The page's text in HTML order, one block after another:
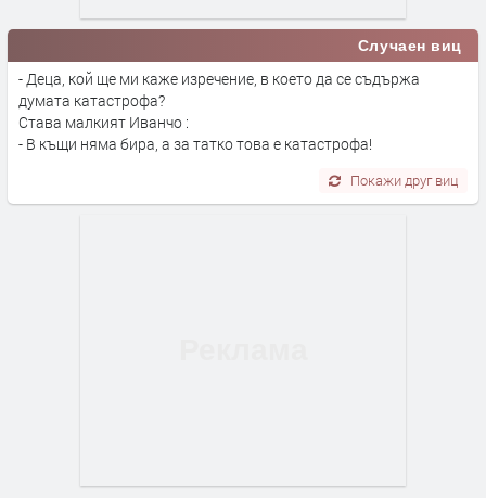
Случаен виц
- Деца, кой ще ми каже изречение, в което да се съдържа
думата катастрофа?
Става малкият Иванчо :
- В къщи няма бира, а за татко това е катастрофа!
Покажи друг виц